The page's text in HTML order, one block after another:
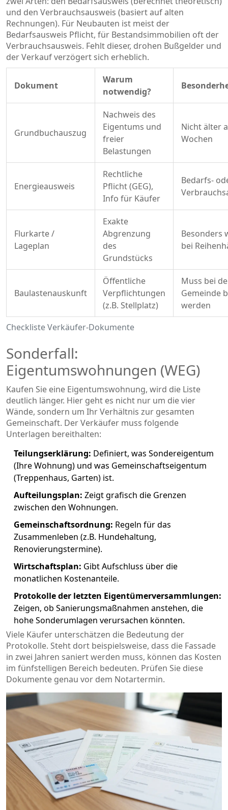
und den Verbrauchsausweis (basiert auf alten
Rechnungen). Für Neubauten ist meist der
Bedarfsausweis Pflicht, für Bestandsimmobilien oft der
Verbrauchsausweis. Fehlt dieser, drohen Bußgelder und
der Verkauf verzögert sich erheblich.
Checkliste Verkäufer-Dokumente
Dokument
Warum
notwendig?
Grundbuchauszug
Nachweis des
Eigentums und
freier
Belastungen
Nicht älter
Wochen
Energieausweis
Rechtliche
Pflicht (GEG),
Info für Käufer
Bedarfs-
Flurkarte /
Lageplan
Exakte
Abgrenzung
des
Grundstücks
Besonders
bei
Baulastenauskunft
Öffentliche
Verpflichtungen
(z.B. Stellplatz)
Muss bei
Gemeinde
werden
Sonderfall:
Eigentumswohnungen (WEG)
Kaufen Sie eine Eigentumswohnung, wird die Liste
deutlich länger. Hier geht es nicht nur um die vier
Wände, sondern um Ihr Verhältnis zur gesamten
Gemeinschaft. Der Verkäufer muss folgende
Unterlagen bereithalten:
Teilungserklärung: Definiert, was Sondereigentum
(Ihre Wohnung) und was Gemeinschaftseigentum
(Treppenhaus, Garten) ist.
Aufteilungsplan: Zeigt grafisch die Grenzen
zwischen den Wohnungen.
Gemeinschaftsordnung: Regeln für das
Zusammenleben (z.B. Hundehaltung,
Renovierungstermine).
Wirtschaftsplan: Gibt Aufschluss über die
monatlichen Kostenanteile.
Protokolle der letzten Eigentümerversammlungen:
Zeigen, ob Sanierungsmaßnahmen anstehen, die
hohe Sonderumlagen verursachen könnten.
Viele Käufer unterschätzen die Bedeutung der
Protokolle. Steht dort beispielsweise, dass die Fassade
in zwei Jahren saniert werden muss, können das Kosten
im fünfstelligen Bereich bedeuten. Prüfen Sie diese
Dokumente genau vor dem Notartermin.